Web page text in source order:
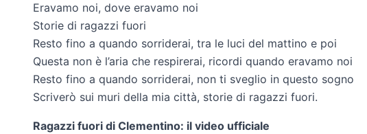
Eravamo noi, dove eravamo noi
Storie di ragazzi fuori
Resto fino a quando sorriderai, tra le luci del mattino e poi
Questa non è l’aria che respirerai, ricordi quando eravamo noi
Resto fino a quando sorriderai, non ti sveglio in questo sogno
Scriverò sui muri della mia città, storie di ragazzi fuori.
Ragazzi fuori di Clementino: il video ufficiale